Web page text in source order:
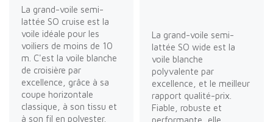
La grand-voile semi-
lattée SO cruise est la
voile idéale pour les
voiliers de moins de 10
m. C'est la voile blanche
de croisière par
excellence, grâce à sa
coupe horizontale
classique, à son tissu et
à son fil en polyester.
La grand-voile semi-
lattée SO wide est la
voile blanche
polyvalente par
excellence, et le meilleur
rapport qualité-prix.
Fiable, robuste et
performante, elle